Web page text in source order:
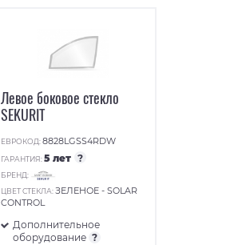
Левое боковое стекло
SEKURIT
ЕВРОКОД:8828LGSS4RDW
ГАРАНТИЯ:5 лет ?
БРЕНД:
ЦВЕТ СТЕКЛА:ЗЕЛЕНОЕ - SOLAR
CONTROL
Дополнительное
оборудование ?